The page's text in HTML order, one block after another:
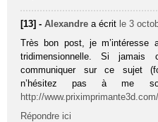
[13] -Alexandre a écrit le 3
Très bon post, je m’intéresse
tridimensionnelle. Si jamais
communiquer sur ce sujet
n’hésitez pas à me
http://
Répondre ici